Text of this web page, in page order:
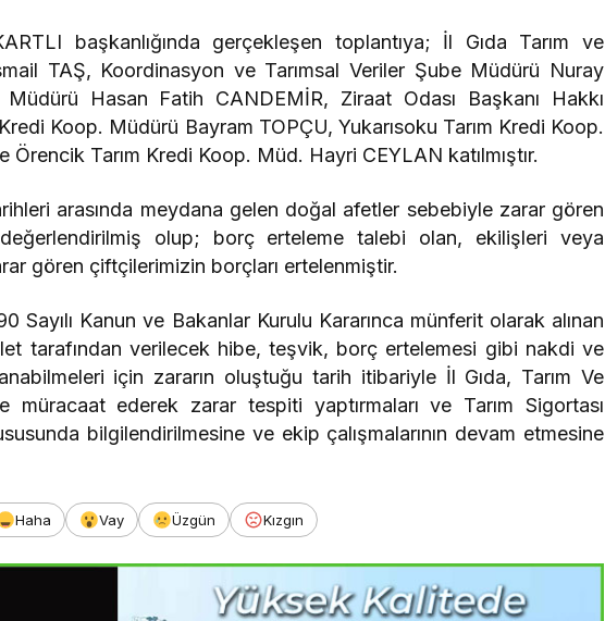
başkanlığında gerçekleşen toplantıya; İl Gıda Tarım ve
TAŞ, Koordinasyon ve Tarımsal Veriler Şube Müdürü Nuray
Hasan Fatih CANDEMİR, Ziraat Odası Başkanı Hakkı
Koop. Müdürü Bayram TOPÇU, Yukarısoku Tarım Kredi Koop.
Tarım Kredi Koop. Müd. Hayri CEYLAN katılmıştır.
arasında meydana gelen doğal afetler sebebiyle zarar gören
değerlendirilmiş olup; borç erteleme talebi olan, ekilişleri veya
gören çiftçilerimizin borçları ertelenmiştir.
Sayılı Kanun ve Bakanlar Kurulu Kararınca münferit olarak alınan
tarafından verilecek hibe, teşvik, borç ertelemesi gibi nakdi ve
için zararın oluştuğu tarih itibariyle İl Gıda, Tarım Ve
müracaat ederek zarar tespiti yaptırmaları ve Tarım Sigortası
bilgilendirilmesine ve ekip çalışmalarının devam etmesine
Haha Vay Üzgün Kızgın